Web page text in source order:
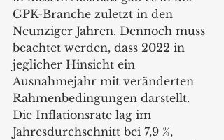
GPK-Branche zuletzt in den
Neunziger Jahren. Dennoch muss
beachtet werden, dass 2022 in
jeglicher Hinsicht ein
Ausnahmejahr mit veränderten
Rahmenbedingungen darstellt.
Die Inflationsrate lag im
Jahresdurchschnitt bei 7,9 %,